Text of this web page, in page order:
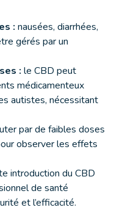
: nausées, diarrhées,
gérés par un
: le CBD peut
médicamenteux
autistes, nécessitant
par de faibles doses
observer les effets
introduction du CBD
de santé
et l’efficacité.